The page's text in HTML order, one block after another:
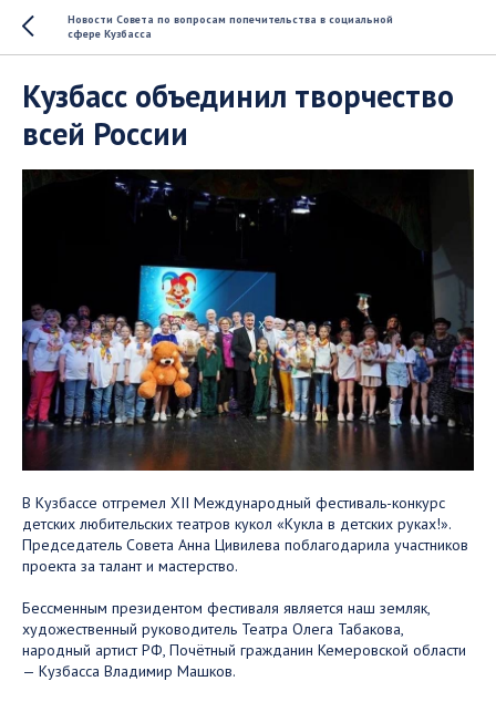
Новости Совета по вопросам попечительства в социальной
сфере Кузбасса
Кузбасс объединил творчество
всей России
В Кузбассе отгремел XII Международный фестиваль-конкурс
детских любительских театров кукол «Кукла в детских руках!».
Председатель Совета Анна Цивилева поблагодарила участников
проекта за талант и мастерство.
Бессменным президентом фестиваля является наш земляк,
художественный руководитель Театра Олега Табакова,
народный артист РФ, Почётный гражданин Кемеровской области
— Кузбасса Владимир Машков.